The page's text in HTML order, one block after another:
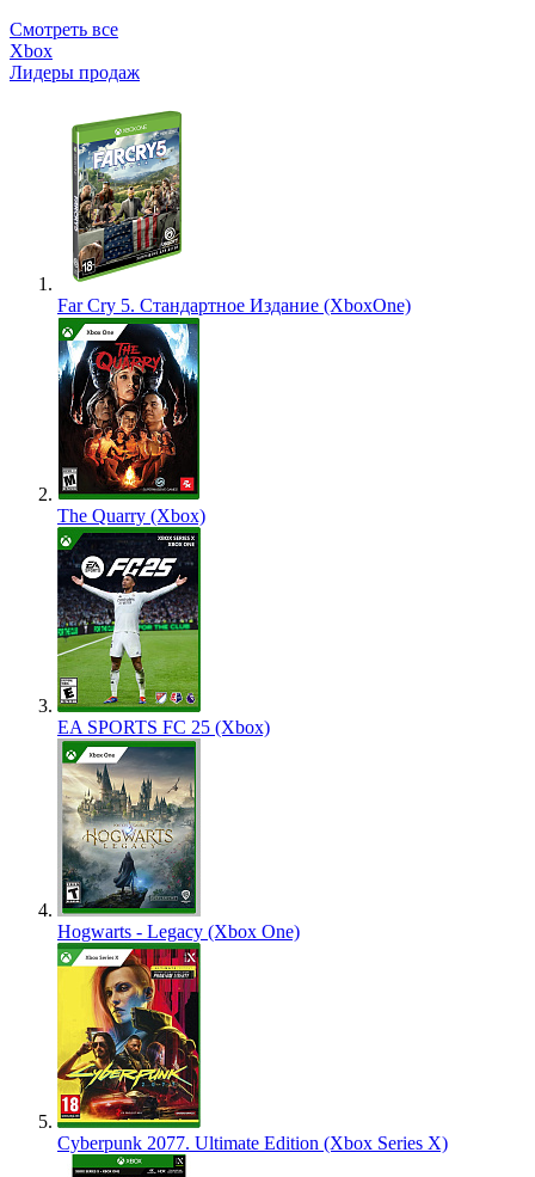
Смотреть все
Xbox
Лидеры продаж
Far Cry 5. Стандартное Издание (XboxOne)
The Quarry (Xbox)
EA SPORTS FC 25 (Xbox)
Hogwarts - Legacy (Xbox One)
Cyberpunk 2077. Ultimate Edition (Xbox Series X)